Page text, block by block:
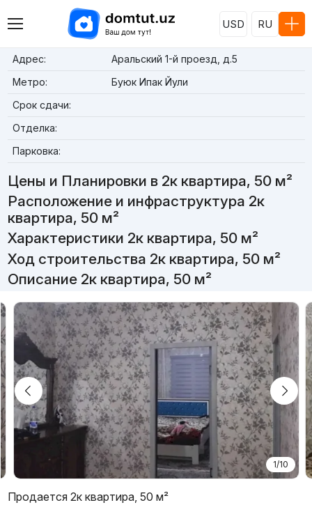
USD RU
Адрес:
Аральский 1-й проезд, д.5
Метро:
Буюк Ипак Йули
Срок сдачи:
Отделка:
Парковка:
Цены и Планировки в 2к квартира, 50 м²
Расположение и инфраструктура 2к
квартира, 50 м²
Характеристики 2к квартира, 50 м²
Ход строительства 2к квартира, 50 м²
Описание 2к квартира, 50 м²
1/10
Продается 2к квартира, 50 м²